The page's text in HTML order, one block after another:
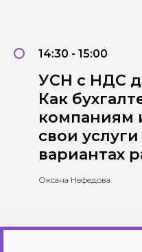
14:30 - 15:00
УСН с НДС
Как
компаниям
свои
вариантах
Оксана Нефедова